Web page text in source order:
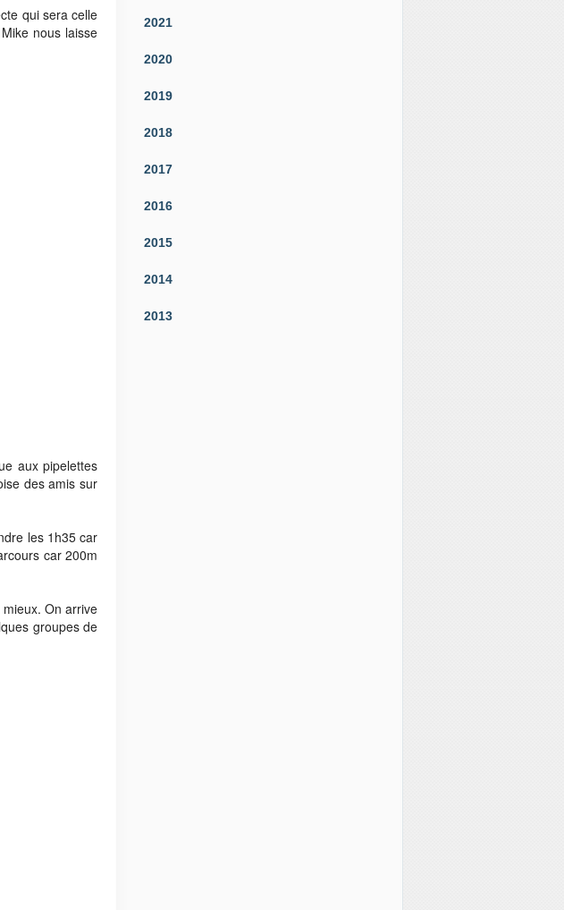
qui sera celle
nous laisse
aux pipelettes
des amis sur
les 1h35 car
car 200m
On arrive
groupes de
2021
2020
2019
2018
2017
2016
2015
2014
2013